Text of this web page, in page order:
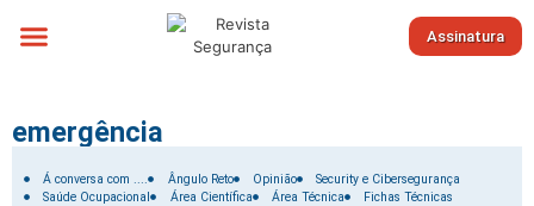
Assinatura
emergência
Filtrar por:
Á conversa com .... Ângulo Reto Opinião
Security e Cibersegurança
Saúde Ocupacional
Área Científica Área Técnica
Fichas Técnicas